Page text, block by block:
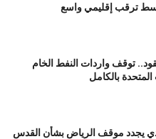
ترقب إقليمي واسع
توقف واردات النفط الخام
بالكامل
يجدد موقف الرياض بشأن القدس